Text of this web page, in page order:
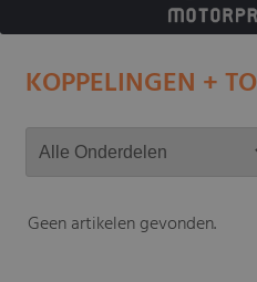
KOPPELINGEN +
Geen artikelen gevonden.